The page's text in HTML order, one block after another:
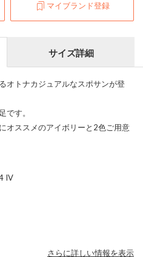
マイブランド登録
サイズ詳細
オトナカジュアルなスポサンが登
です。
オススメのアイボリーと2色ご用意
IV
さらに詳しい情報を表示